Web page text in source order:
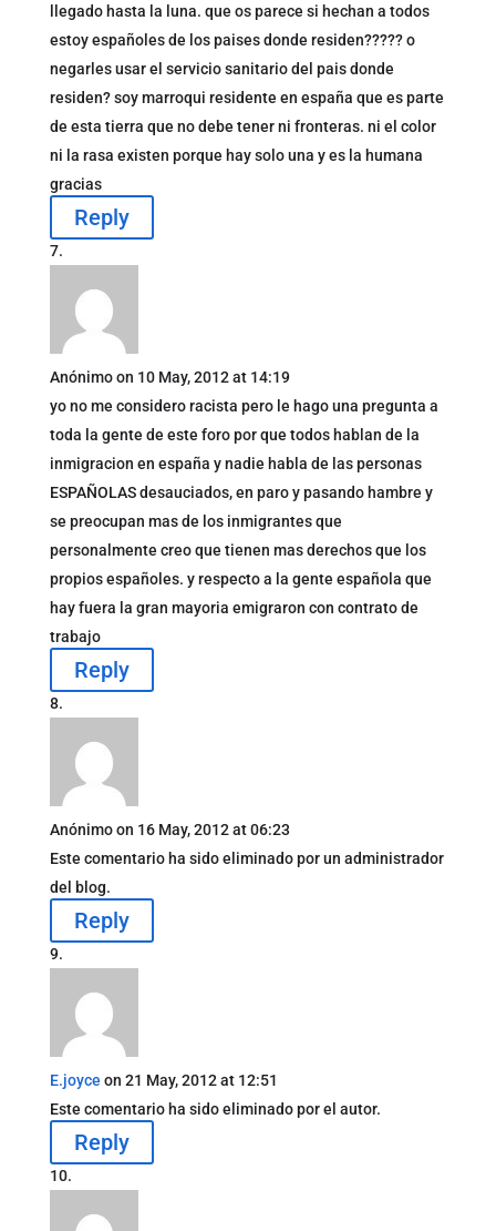
llegado hasta la luna. que os parece si hechan a todos
estoy españoles de los paises donde residen????? o
negarles usar el servicio sanitario del pais donde
residen? soy marroqui residente en españa que es parte
de esta tierra que no debe tener ni fronteras. ni el color
ni la rasa existen porque hay solo una y es la humana
gracias
Reply
Anónimo on 10 May, 2012 at 14:19
yo no me considero racista pero le hago una pregunta a
toda la gente de este foro por que todos hablan de la
inmigracion en españa y nadie habla de las personas
ESPAÑOLAS desauciados, en paro y pasando hambre y
se preocupan mas de los inmigrantes que
personalmente creo que tienen mas derechos que los
propios españoles. y respecto a la gente española que
hay fuera la gran mayoria emigraron con contrato de
trabajo
Reply
Anónimo on 16 May, 2012 at 06:23
Este comentario ha sido eliminado por un administrador
del blog.
Reply
E.joyce on 21 May, 2012 at 12:51
Este comentario ha sido eliminado por el autor.
Reply